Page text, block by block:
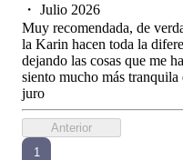
・ Julio 2026
Muy recomendada, de
la Karin hacen toda la
dejando las cosas que me
siento mucho más
juro
Anterior
1